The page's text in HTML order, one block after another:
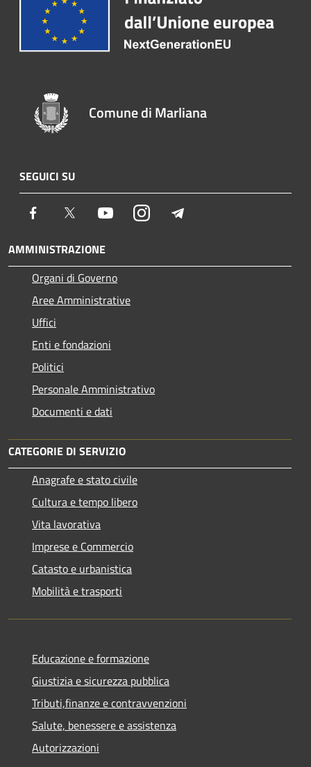
Comune di Marliana
SEGUICI SU
Facebook Twitter YoutubeInstagram
AMMINISTRAZIONE
Organi di Governo
Aree Amministrative
Uffici
Enti e fondazioni
Politici
Personale Amministrativo
Documenti e dati
CATEGORIE DI SERVIZIO
Anagrafe e stato civile
Cultura e tempo libero
Vita lavorativa
Imprese e Commercio
Catasto e urbanistica
Mobilità e trasporti
Educazione e formazione
Giustizia e sicurezza pubblica
Tributi,finanze e contravvenzioni
Salute, benessere e assistenza
Autorizzazioni